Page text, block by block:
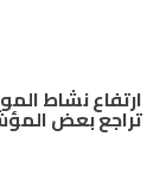
ارتفاع نشاط
تراجع بعض